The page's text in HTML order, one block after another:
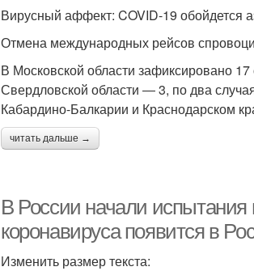
Вирусный аффект: COVID-19 обойдется
Отмена международных рейсов
В Московской области зафиксировано
Свердловской области ― 3, по два
Кабардино-Балкарии и Краснодарском
читать дальше →
В России начали испытания
коронавируса появится в
Изменить размер текста: